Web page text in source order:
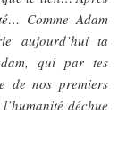
Comme Adam
aujourd’hui ta
qui par tes
de nos premiers
déchue